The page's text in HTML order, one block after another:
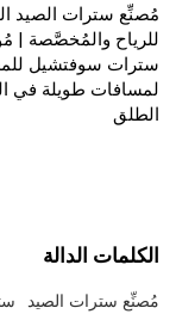
مُصنِّع سترات الصيد
للرياح والمُخصَّصة |
سترات سوفتشيل
لمسافات طويلة في
الطلق
الكلمات الدالة
مُصنِّع سترات الصيد